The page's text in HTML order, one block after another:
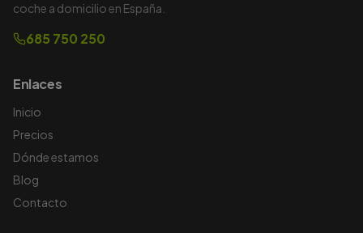
coche a domicilio en España.
685 750 250
Enlaces
Inicio
Precios
Dónde estamos
Blog
Contacto